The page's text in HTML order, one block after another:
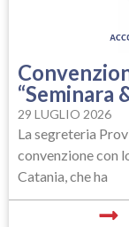
“Seminara
29 LUGLIO 2026
La segreteria
convenzione con
Catania, che ha